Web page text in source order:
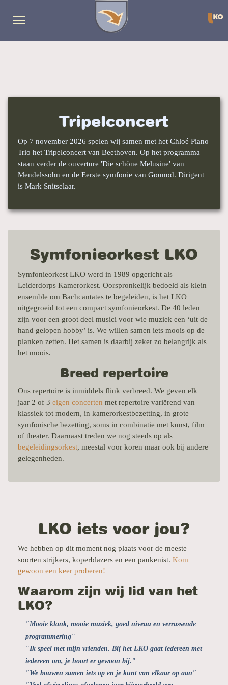
Algemene
Info
Tripelconcert
Op 7 november 2026 spelen wij samen met het Chloé Piano
Trio het Tripelconcert van Beethoven. Op het programma
staan verder de ouverture 'Die schöne Melusine' van
Mendelssohn en de Eerste symfonie van Gounod. Dirigent
is Mark Snitselaar.
Symfonieorkest LKO
Symfonieorkest LKO werd in 1989 opgericht als
Leiderdorps Kamerorkest. Oorspronkelijk bedoeld als klein
ensemble om Bachcantates te begeleiden, is het LKO
uitgegroeid tot een compact symfonieorkest. De 40 leden
zijn voor een groot deel musici voor wie muziek een ‘uit de
hand gelopen hobby’ is. We willen samen iets moois op de
planken zetten. Het samen is daarbij zeker zo belangrijk als
het moois.
Breed repertoire
Ons repertoire is inmiddels flink verbreed. We geven elk
jaar 2 of 3 eigen concerten met repertoire variërend van
klassiek tot modern, in kamerorkestbezetting, in grote
symfonische bezetting, soms in combinatie met kunst, film
of theater. Daarnaast treden we nog steeds op als
begeleidingsorkest, meestal voor koren maar ook bij andere
gelegenheden.
LKO iets voor jou?
We hebben op dit moment nog plaats voor de meeste
soorten strijkers, koperblazers en een paukenist. Kom
gewoon een keer proberen!
Waarom zijn wij lid van het
LKO?
Mooie klank, mooie muziek, goed niveau en verrassende
programmering
Ik speel met mijn vrienden. Bij het LKO gaat iedereen met
iedereen om, je hoort er gewoon bij.
We bouwen samen iets op en je kunt van elkaar op aan